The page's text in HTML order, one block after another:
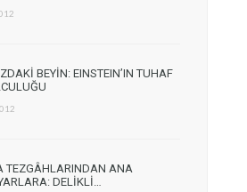
BEYİN: EINSTEIN’IN TUHAF
TEZGÂHLARINDAN ANA
DELİKLİ…